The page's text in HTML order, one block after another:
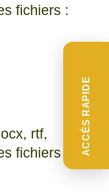
ACCÈS RAPIDE
fichiers :
rtf,
fichiers :